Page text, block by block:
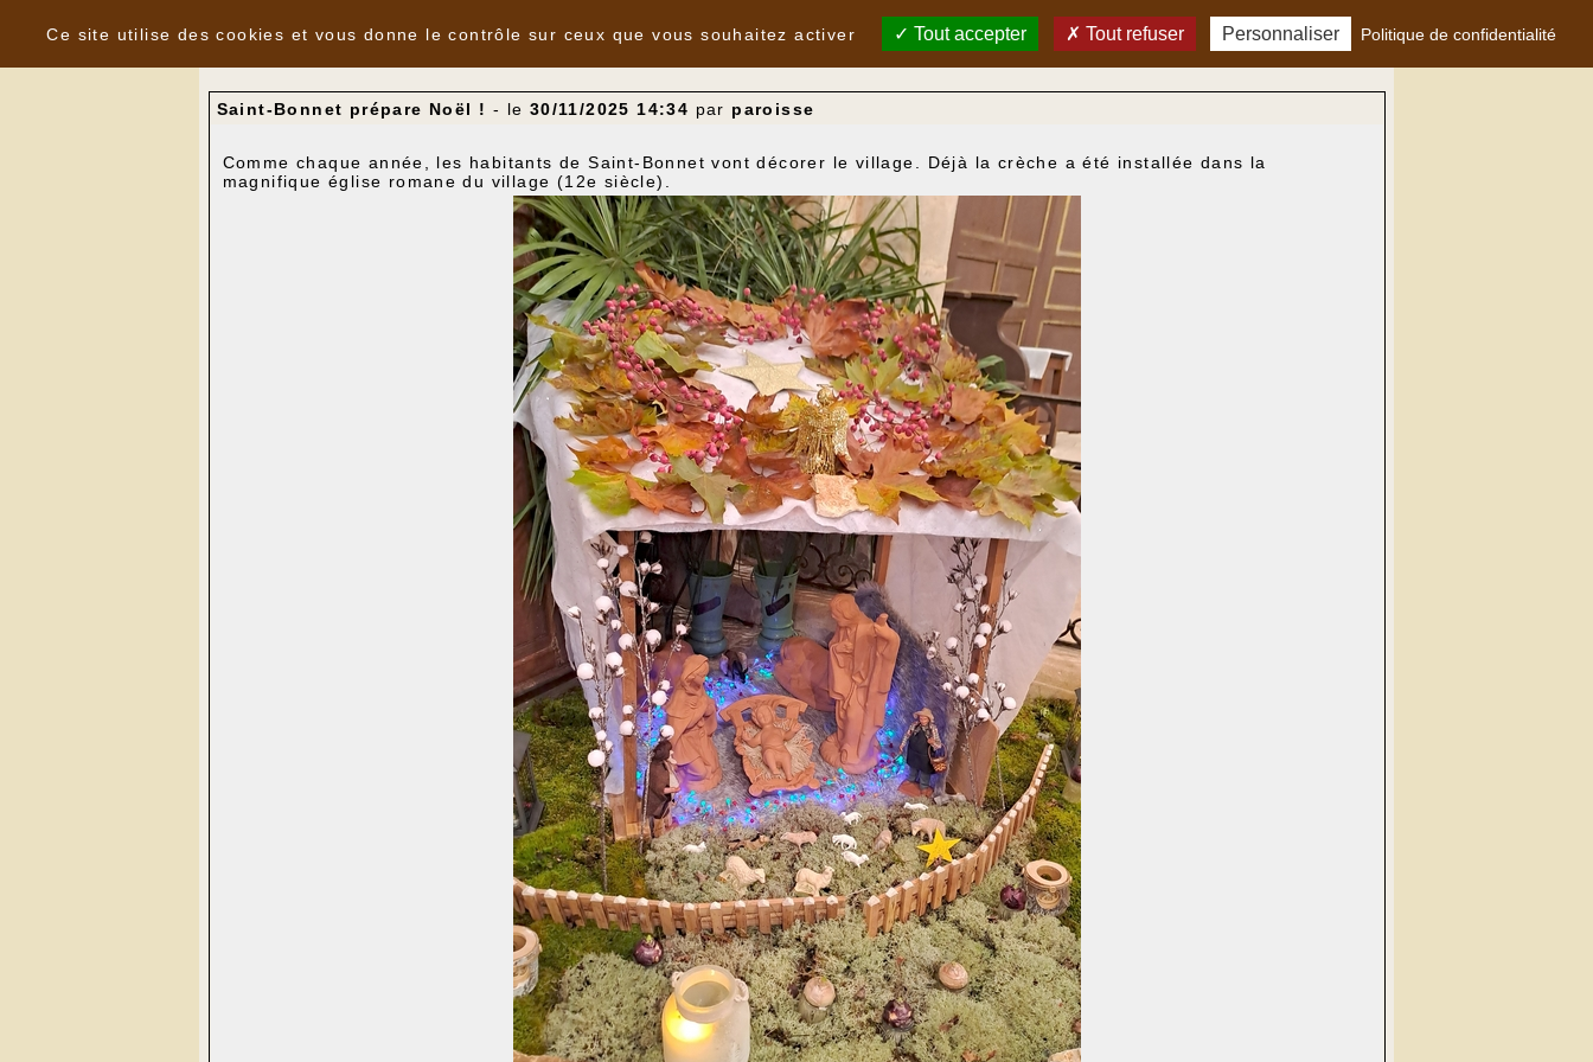
Nouvelles
Saint-Bonnet prépare Noël ! - le 30/11/2025 14:34 par paroisse
Comme chaque année, les habitants de Saint-Bonnet vont décorer le village. Déjà la crèche a été installée dans la
magnifique église romane du village (12e siècle).
Ce site utilise des cookies et vous donne le contrôle sur ceux que vous souhaitez activer
Tout accepter Tout refuser Personnaliser Politique de confidentialité